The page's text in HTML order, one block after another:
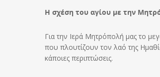
Η σχέση του αγίου με την
Για την Ιερά Μητρόπολή μας το
που πλουτίζουν τον λαό της
κάποιες περιπτώσεις.